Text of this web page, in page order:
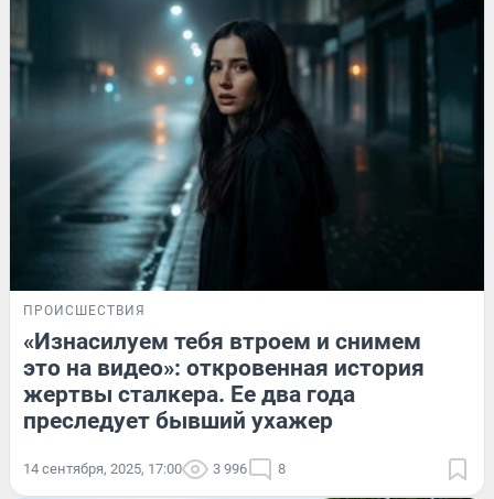
ПРОИСШЕСТВИЯ
«Изнасилуем тебя втроем и снимем
это на видео»: откровенная история
жертвы сталкера. Ее два года
преследует бывший ухажер
14 сентября, 2025, 17:00 3 996 8